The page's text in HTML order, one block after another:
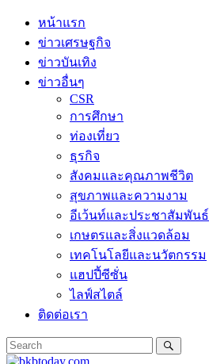
Skip
content
หน้าแรก
ข่าวเศรษฐกิจ
ข่าวบันเทิง
ข่าวอื่นๆ
CSR
การศึกษา
ท่องเที่ยว
ธุรกิจ
สังคมและคุณภาพชีวิต
สุขภาพและความงาม
อีเว้นท์และประชาสัมพันธ์
เกษตรและสิ่งแวดล้อม
เทคโนโลยีและนวัตกรรม
แฮปปี้ซีซั่น
ไลฟ์สไตล์
ติดต่อเรา